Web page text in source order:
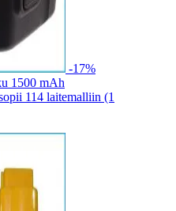
-17%
1500 mAh
114 laitemalliin (1